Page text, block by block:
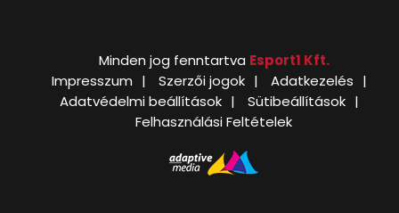
Minden jog fenntartva Esport1 Kft.
Impresszum
Szerzői jogok
Adatkezelés
Adatvédelmi beállítások
Sütibeállítások
Felhasználási Feltételek